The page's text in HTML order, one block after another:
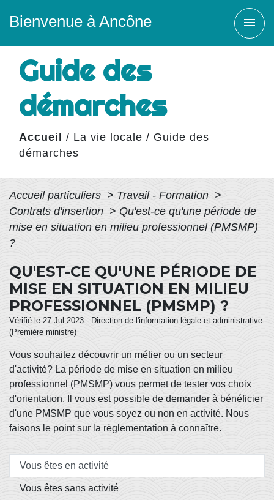
Bienvenue à Ancône menu
Guide des
démarches
Accueil / La vie locale / Guide des
démarches
Accueil particuliers > Travail - Formation >
Contrats d'insertion > Qu'est-ce qu'une période de
mise en situation en milieu professionnel (PMSMP)
?
QU'EST-CE QU'UNE PÉRIODE DE
MISE EN SITUATION EN MILIEU
PROFESSIONNEL (PMSMP) ?
Vérifié le 27 Jul 2023 - Direction de l'information légale et administrative
(Première ministre)
Vous souhaitez découvrir un métier ou un secteur
d'activité? La période de mise en situation en milieu
professionnel (PMSMP) vous permet de tester vos choix
d'orientation. Il vous est possible de demander à bénéficier
d'une PMSMP que vous soyez ou non en activité. Nous
faisons le point sur la règlementation à connaître.
Vous êtes en activité
Vous êtes sans activité